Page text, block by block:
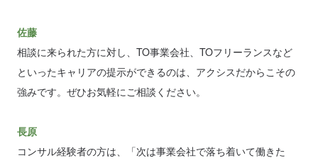
佐藤
相談に来られた方に対し、TO事業会社、TOフリーランスなど
といったキャリアの提示ができるのは、アクシスだからこその
強みです。ぜひお気軽にご相談ください。
長原
コンサル経験者の方は、「次は事業会社で落ち着いて働きた